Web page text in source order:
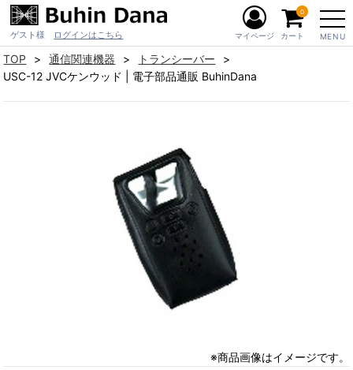
ゲスト様 ログインはこちら MENU
マイページ カート
0
TOP 通信関連機器
トランシーバー
USC-12 JVCケンウッド | 電子部品通販 BuhinDana
※商品画像はイメージです。